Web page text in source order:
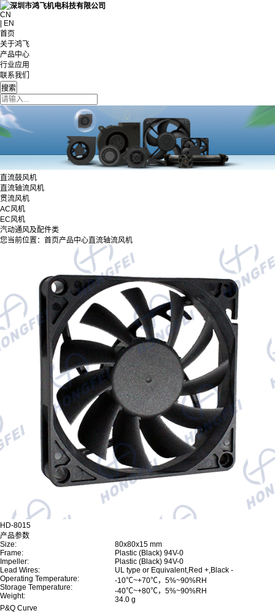
CN
| EN
首页
关于鸿飞
产品中心
行业应用
联系我们
直流鼓风机
直流轴流风机
贯流风机
AC风机
EC风机
汽动通风及配件类
您当前位置： 首页产品中心直流轴流风机
HD-8015
产品参数
Size:
Frame:
Impeller:
Lead Wires:
Operating Temperature:
Storage Temperature:
Weight:
80x80x15 mm
Plastic (Black) 94V-0
Plastic (Black) 94V-0
UL type or Equivalent,Red +,Black -
-10℃~+70℃，5%~90%RH
-40℃~+80℃，5%~90%RH
34.0 g
P&Q Curve